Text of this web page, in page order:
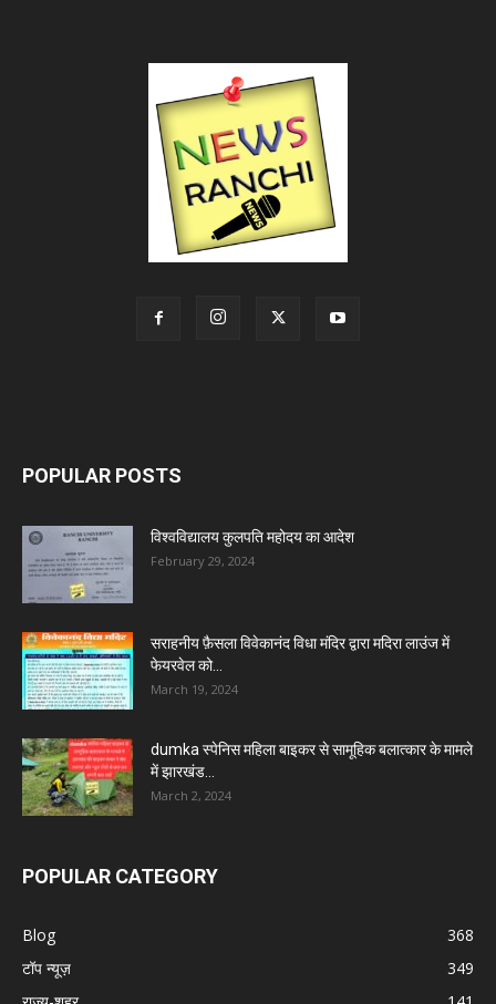
POPULAR POSTS
विश्वविद्यालय कुलपति महोदय का आदेश
February 29, 2024
सराहनीय फ़ैसला विवेकानंद विधा मंदिर द्वारा मदिरा लाउंज में
फेयरवेल को...
March 19, 2024
dumka स्पेनिस महिला बाइकर से सामूहिक बलात्कार के मामले
में झारखंड...
March 2, 2024
POPULAR CATEGORY
Blog
368
टॉप न्यूज़
349